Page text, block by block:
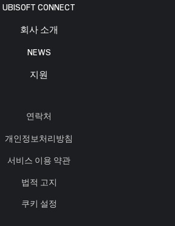
UBISOFT CONNECT
회사 소개
NEWS
지원
연락처
개인정보처리방침
서비스 이용 약관
법적 고지
쿠키 설정